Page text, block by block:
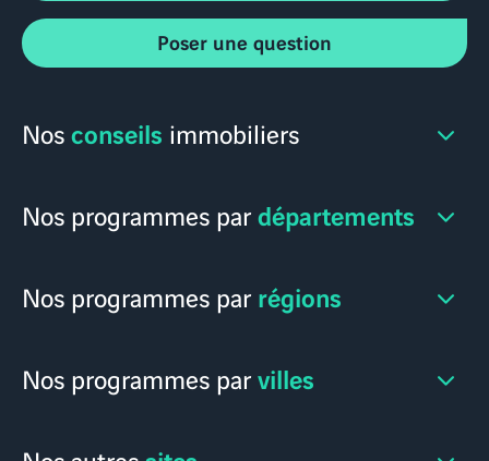
Poser une question
Nosconseils immobiliers
Nos programmes pardépartements
Nos programmes par régions
Nos programmes parvilles